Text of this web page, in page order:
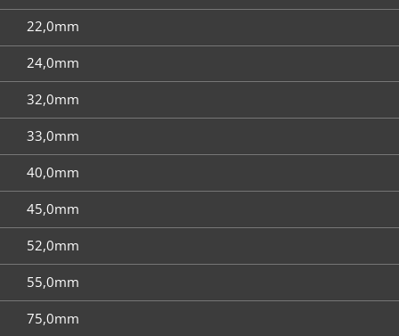
22,0mm
24,0mm
32,0mm
33,0mm
40,0mm
45,0mm
52,0mm
55,0mm
75,0mm